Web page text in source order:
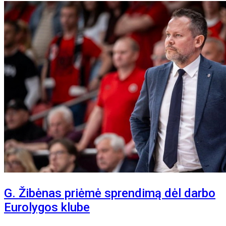
G. Žibėnas priėmė sprendimą dėl darbo
Eurolygos klube